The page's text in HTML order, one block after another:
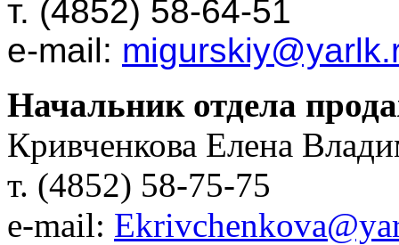
т. (4852) 58-64-51
e-mail:
Начальник отдела
Кривченкова Елена
т. (4852) 58-75-75
e-mail: